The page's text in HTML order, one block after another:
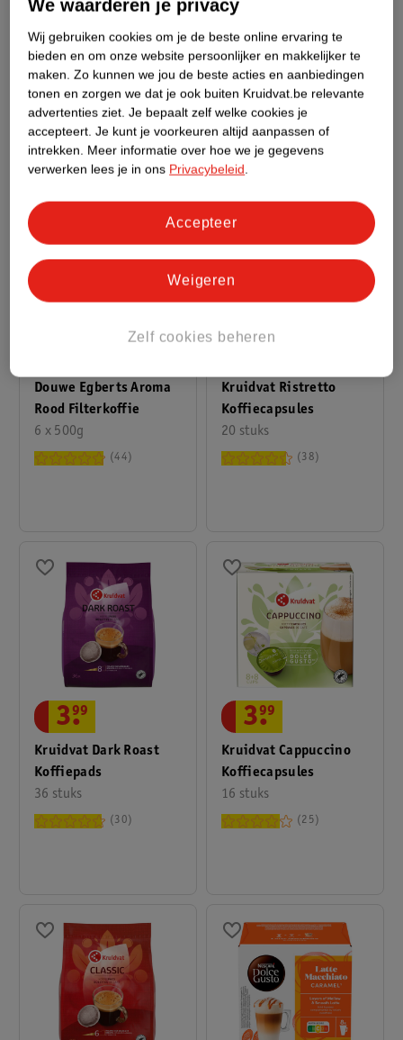
Oploskoffie
125g
42
Navulverpakking
150g
10
Douwe Egberts Aroma
Rood Filterkoffie
6 x 500g
44
Kruidvat Ristretto
Koffiecapsules
20 stuks
38
Kruidvat Dark Roast
Koffiepads
36 stuks
3.
99
30
Kruidvat Cappuccino
Koffiecapsules
16 stuks
3.
99
25
We waarderen je privacy
Wij gebruiken cookies om je de beste online ervaring te
bieden en om onze website persoonlijker en makkelijker te
maken. Zo kunnen we jou de beste acties en aanbiedingen
tonen en zorgen we dat je ook buiten Kruidvat.be relevante
advertenties ziet. Je bepaalt zelf welke cookies je
accepteert. Je kunt je voorkeuren altijd aanpassen of
intrekken. Meer informatie over hoe we je gegevens
verwerken lees je in ons Privacybeleid.
Zelf cookies beheren
Weigeren
Accepteer